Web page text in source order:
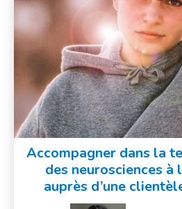
Accompagner dans la
des neurosciences à
auprès d’une